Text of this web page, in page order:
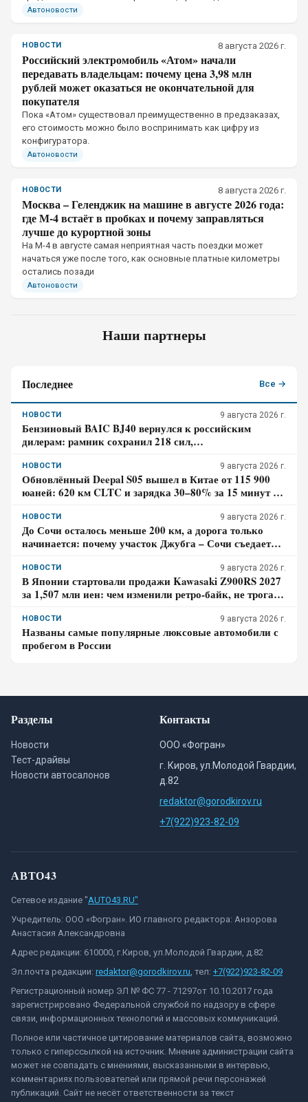
версия получила отдельную тяговую батарею и собственное
Автоновости
НОВОСТИ 8 августа 2026 г.
Российский электромобиль «Атом» начали
передавать владельцам: почему цена 3,98 млн
рублей может оказаться не окончательной для
покупателя
Пока «Атом» существовал преимущественно в предзаказах,
его стоимость можно было воспринимать как цифру из
конфигуратора.
Автоновости
НОВОСТИ 8 августа 2026 г.
Москва – Геленджик на машине в августе 2026 года:
где М-4 встаёт в пробках и почему заправляться
лучше до курортной зоны
На М-4 в августе самая неприятная часть поездки может
начаться уже после того, как основные платные километры
остались позади
Автоновости
Наши партнеры
Последнее Все →
НОВОСТИ 9 августа 2026 г.
Бензиновый BAIC BJ40 вернулся к российским
дилерам: рамник сохранил 218 сил,
НОВОСТИ 9 августа 2026 г.
Обновлённый Deepal S05 вышел в Китае от 115 900
юаней: 620 км CLTC и зарядка 30–80% за 15 минут –
НОВОСТИ 9 августа 2026 г.
До Сочи осталось меньше 200 км, а дорога только
начинается: почему участок Джубга – Сочи съедает
НОВОСТИ 9 августа 2026 г.
В Японии стартовали продажи Kawasaki Z900RS 2027
за 1,507 млн иен: чем изменили ретро-байк, не трогая
НОВОСТИ 9 августа 2026 г.
Названы самые популярные люксовые автомобили с
пробегом в России
Разделы
Новости
Тест-драйвы
Новости автосалонов
Контакты
ООО «Фогран»
г. Киров, ул.Молодой Гвардии,
д.82
redaktor@gorodkirov.ru
+7(922)923-82-09
АВТО43
Сетевое издание "AUTO43.RU"
Учредитель: ООО «Фогран». ИО главного редактора: Анзорова
Анастасия Александровна
Адрес редакции: 610000, г.Киров, ул.Молодой Гвардии, д.82
Эл.почта редакции: redaktor@gorodkirov.ru, тел: +7(922)923-82-09
Регистрационный номер ЭЛ № ФС 77 - 71297от 10.10.2017 года
зарегистрировано Федеральной службой по надзору в сфере
связи, информационных технологий и массовых коммуникаций.
Полное или частичное цитирование материалов сайта, возможно
только с гиперссылкой на источник. Мнение администрации сайта
может не совпадать с мнениями, высказанными в интервью,
комментариях пользователей или прямой речи персонажей
публикаций. Сайт не несёт ответственности за текст